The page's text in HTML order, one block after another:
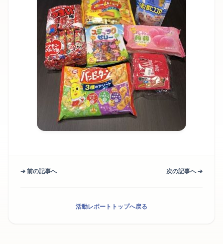
➔ 前の記事へ 次の記事へ ➔
活動レポートトップへ戻る